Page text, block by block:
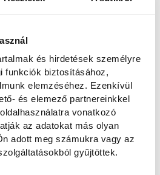
és hirdetések személyre
funkciók biztosításához,
elemzéséhez. Ezenkívül
és elemező partnereinkkel
vonatkozó
az adatokat más olyan
adott meg számukra vagy az
gyűjtöttek.
E-mailben
adataim kezeléséhez az
Elküldöm